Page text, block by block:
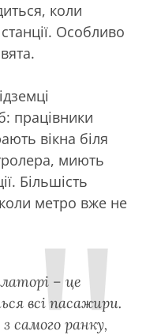
коли
Особливо
працівники
вікна біля
миють
Більшість
метро вже не
– це
всі пасажири.
самого ранку,